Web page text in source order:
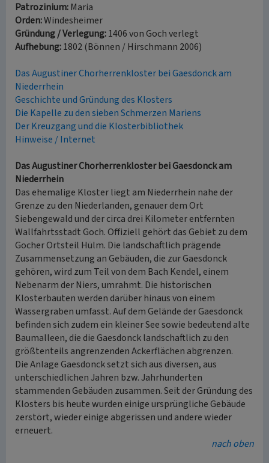
Patrozinium:Maria
Orden:Windesheimer
Gründung / Verlegung:1406 von Goch verlegt
Aufhebung:1802 (Bönnen / Hirschmann 2006)
Das Augustiner Chorherrenkloster bei Gaesdonck am
Niederrhein
Geschichte und Gründung des Klosters
Die Kapelle zu den sieben Schmerzen Mariens
Der Kreuzgang und die Klosterbibliothek
Hinweise / Internet
Das Augustiner Chorherrenkloster bei Gaesdonck am
Niederrhein
Das ehemalige Kloster liegt am Niederrhein nahe der
Grenze zu den Niederlanden, genauer dem Ort
Siebengewald und der circa drei Kilometer entfernten
Wallfahrtsstadt Goch. Offiziell gehört das Gebiet zu dem
Gocher Ortsteil Hülm. Die landschaftlich prägende
Zusammensetzung an Gebäuden, die zur Gaesdonck
gehören, wird zum Teil von dem Bach Kendel, einem
Nebenarm der Niers, umrahmt. Die historischen
Klosterbauten werden darüber hinaus von einem
Wassergraben umfasst. Auf dem Gelände der Gaesdonck
befinden sich zudem ein kleiner See sowie bedeutend alte
Baumalleen, die die Gaesdonck landschaftlich zu den
größtenteils angrenzenden Ackerflächen abgrenzen.
Die Anlage Gaesdonck setzt sich aus diversen, aus
unterschiedlichen Jahren bzw. Jahrhunderten
stammenden Gebäuden zusammen. Seit der Gründung des
Klosters bis heute wurden einige ursprüngliche Gebäude
zerstört, wieder einige abgerissen und andere wieder
erneuert.
nach oben